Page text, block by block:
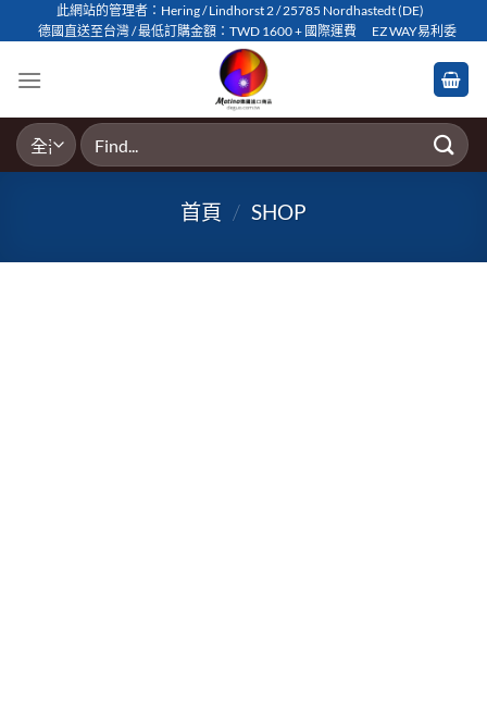
to
此網站的管理者：Hering / Lindhorst 2 / 25785 Nordhastedt (DE)
德國直送至台灣 / 最低訂購金額：TWD 1600 + 國際運費
EZ WAY易利委
搜
尋
首頁 / SHOP